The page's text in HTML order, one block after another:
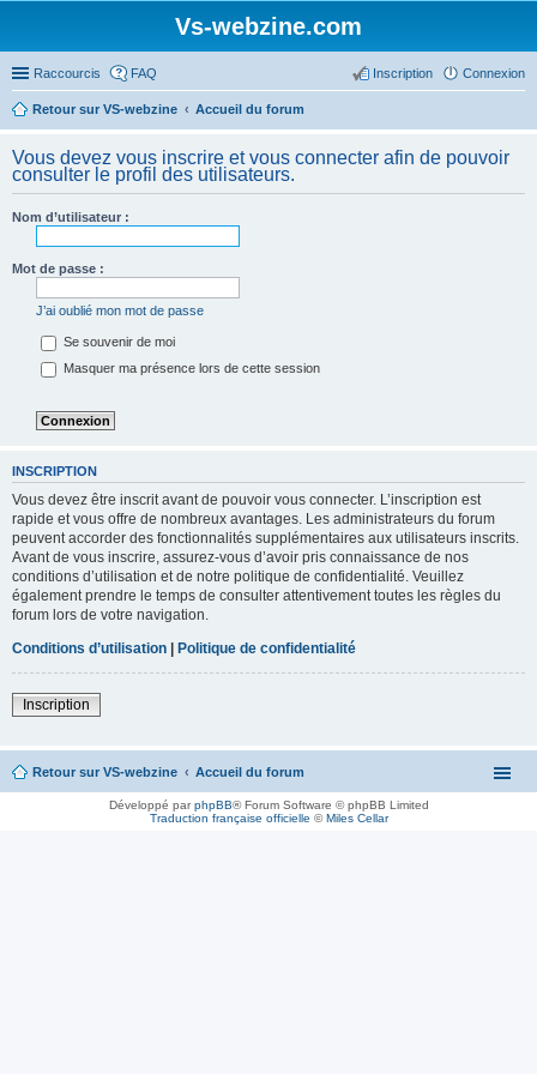
Vs-webzine.com
Raccourcis FAQ Connexion
Inscription
Retour sur VS-webzine Accueil du forum
Vous devez vous inscrire et vous connecter afin de pouvoir
consulter le profil des utilisateurs.
Nom d’utilisateur :
Mot de passe :
J’ai oublié mon mot de passe
Se souvenir de moi
Masquer ma présence lors de cette session
INSCRIPTION
Vous devez être inscrit avant de pouvoir vous connecter. L’inscription est
rapide et vous offre de nombreux avantages. Les administrateurs du forum
peuvent accorder des fonctionnalités supplémentaires aux utilisateurs inscrits.
Avant de vous inscrire, assurez-vous d’avoir pris connaissance de nos
conditions d’utilisation et de notre politique de confidentialité. Veuillez
également prendre le temps de consulter attentivement toutes les règles du
forum lors de votre navigation.
Conditions d’utilisation | Politique de confidentialité
Inscription
Retour sur VS-webzine Accueil du forum
Développé parphpBB® Forum Software © phpBB Limited
Traduction française officielle ©Miles Cellar